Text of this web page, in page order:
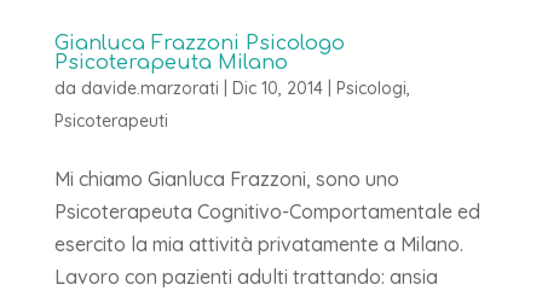
Gianluca Frazzoni Psicologo
Psicoterapeuta Milano
da davide.marzorati Dic 10, 2014| Psicologi,
Psicoterapeuti
Mi chiamo Gianluca Frazzoni, sono uno
Psicoterapeuta Cognitivo-Comportamentale ed
esercito la mia attività privatamente a Milano.
Lavoro con pazienti adulti trattando: ansia